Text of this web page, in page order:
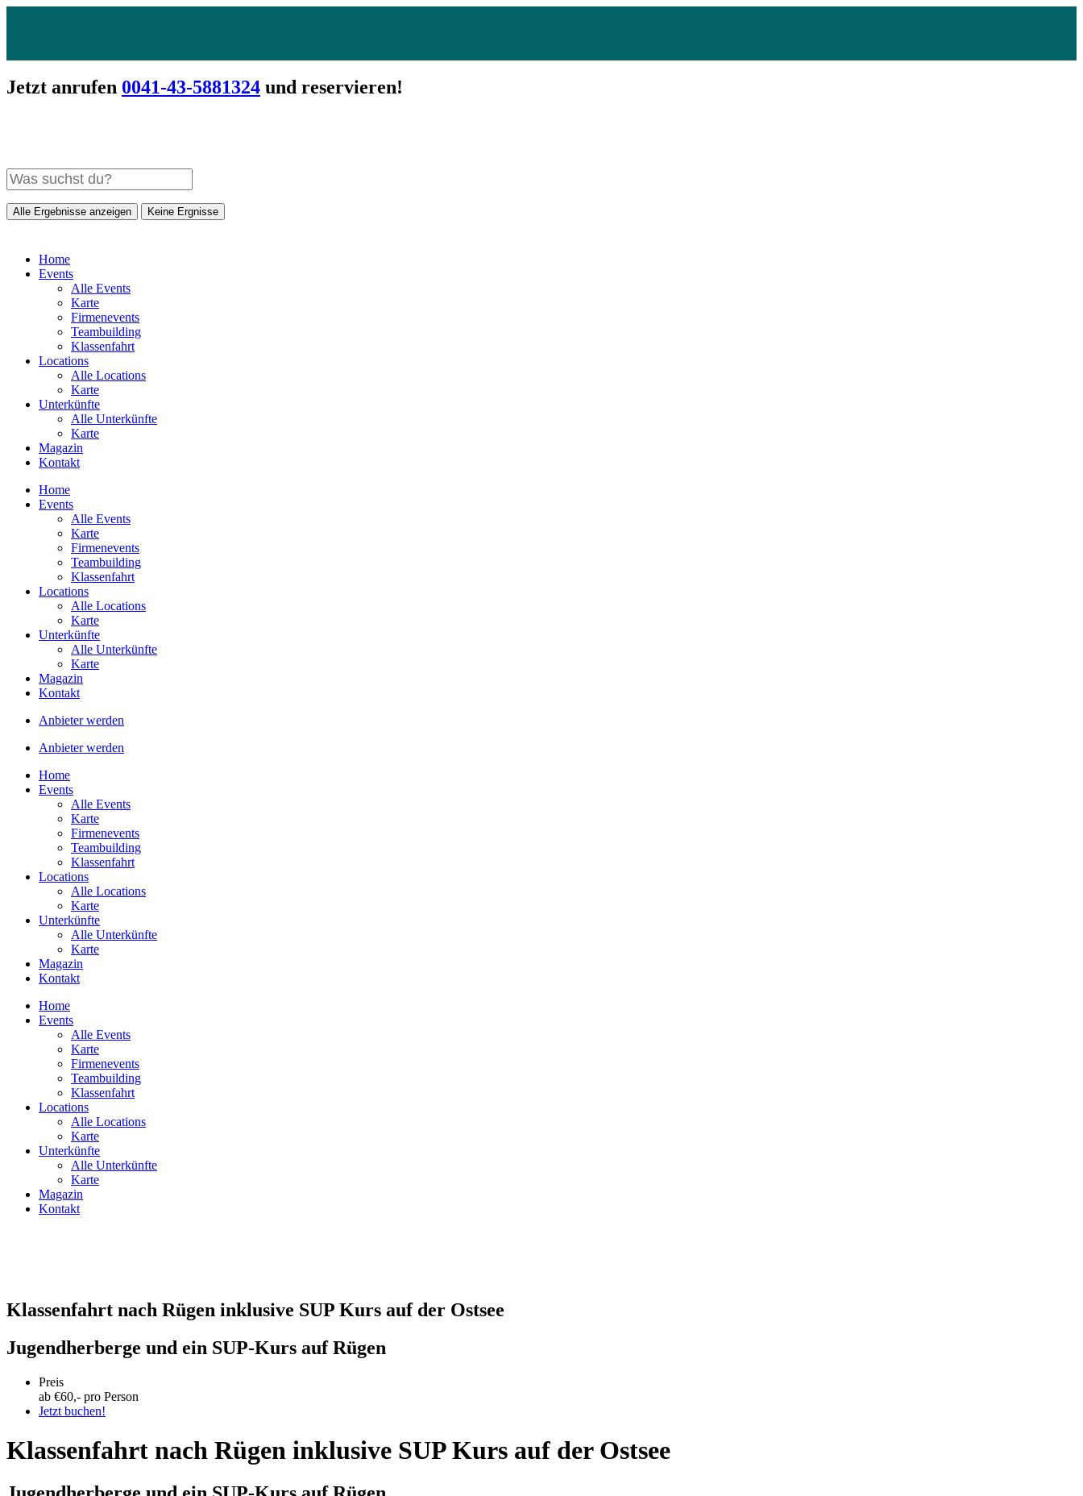
Jetzt anrufen 0041-43-5881324 und reservieren!
Alle Ergebnisse anzeigen Keine Ergnisse
Home
Events
Alle Events
Karte
Firmenevents
Teambuilding
Klassenfahrt
Locations
Alle Locations
Karte
Unterkünfte
Alle Unterkünfte
Karte
Magazin
Kontakt
Home
Events
Alle Events
Karte
Firmenevents
Teambuilding
Klassenfahrt
Locations
Alle Locations
Karte
Unterkünfte
Alle Unterkünfte
Karte
Magazin
Kontakt
Anbieter werden
Anbieter werden
Home
Events
Alle Events
Karte
Firmenevents
Teambuilding
Klassenfahrt
Locations
Alle Locations
Karte
Unterkünfte
Alle Unterkünfte
Karte
Magazin
Kontakt
Home
Events
Alle Events
Karte
Firmenevents
Teambuilding
Klassenfahrt
Locations
Alle Locations
Karte
Unterkünfte
Alle Unterkünfte
Karte
Magazin
Kontakt
Klassenfahrt nach Rügen inklusive SUP Kurs auf der Ostsee
Jugendherberge und ein SUP-Kurs auf Rügen
Preis
ab €60,- pro Person
Jetzt buchen!
Klassenfahrt nach Rügen inklusive SUP Kurs auf der Ostsee